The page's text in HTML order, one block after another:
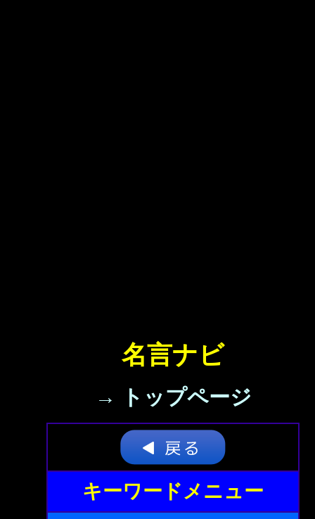
名言ナビ
→ トップページ
キーワードメニュー